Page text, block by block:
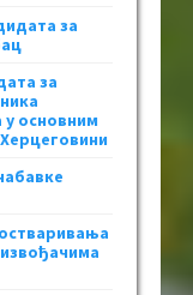
за
за
основним